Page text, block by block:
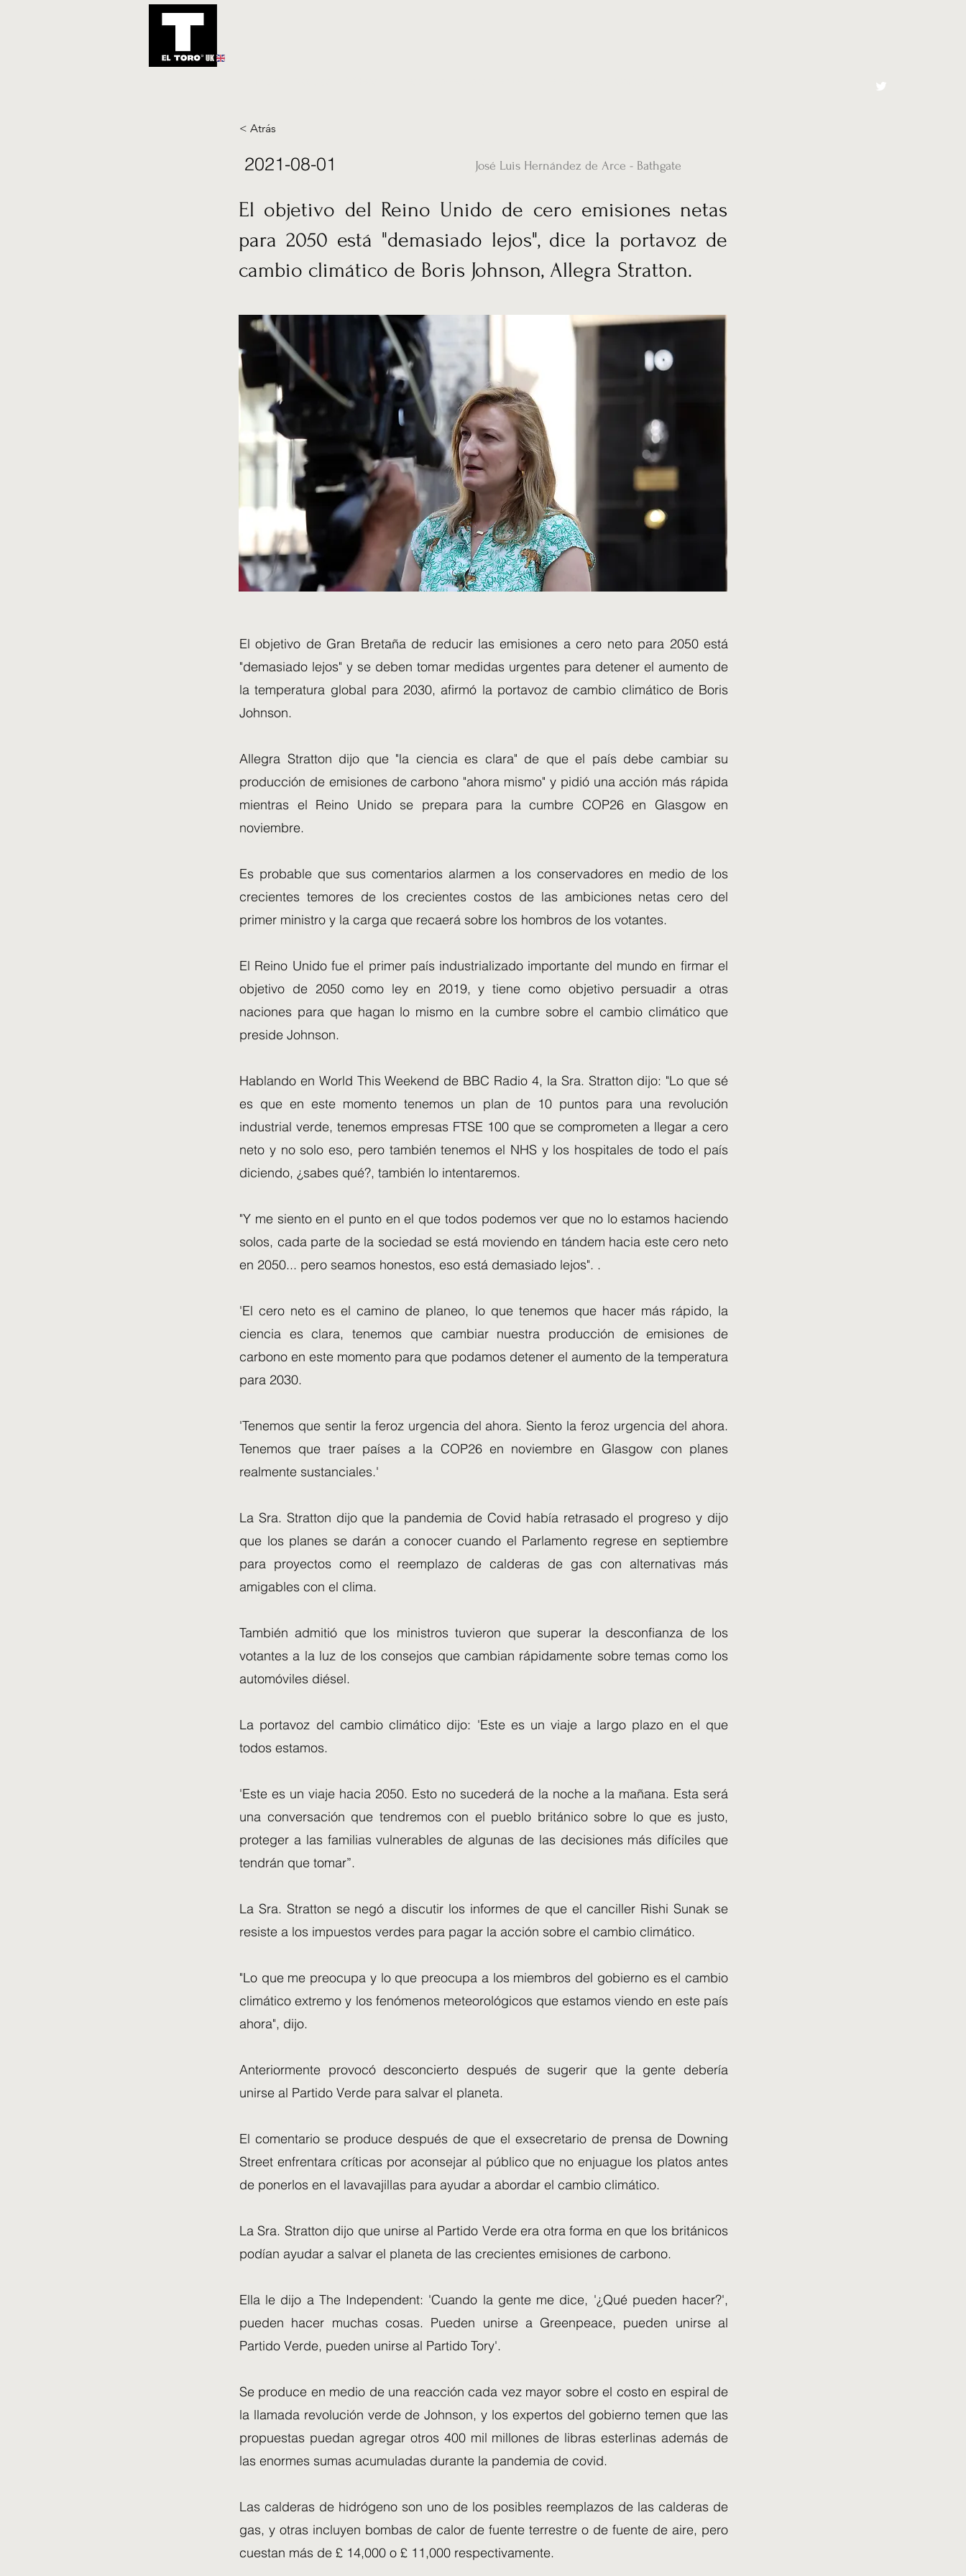
UK
< Atrás
2021-08-01 José Luis Hernández de Arce - Bathgate
El objetivo del Reino Unido de cero emisiones netas
para 2050 está "demasiado lejos", dice la portavoz de
cambio climático de Boris Johnson, Allegra Stratton.
El objetivo de Gran Bretaña de reducir las emisiones a cero neto para 2050 está
"demasiado lejos" y se deben tomar medidas urgentes para detener el aumento de
la temperatura global para 2030, afirmó la portavoz de cambio climático de Boris
Johnson.
Allegra Stratton dijo que "la ciencia es clara" de que el país debe cambiar su
producción de emisiones de carbono "ahora mismo" y pidió una acción más rápida
mientras el Reino Unido se prepara para la cumbre COP26 en Glasgow en
noviembre.
Es probable que sus comentarios alarmen a los conservadores en medio de los
crecientes temores de los crecientes costos de las ambiciones netas cero del
primer ministro y la carga que recaerá sobre los hombros de los votantes.
El Reino Unido fue el primer país industrializado importante del mundo en firmar el
objetivo de 2050 como ley en 2019, y tiene como objetivo persuadir a otras
naciones para que hagan lo mismo en la cumbre sobre el cambio climático que
preside Johnson.
Hablando en World This Weekend de BBC Radio 4, la Sra. Stratton dijo: "Lo que sé
es que en este momento tenemos un plan de 10 puntos para una revolución
industrial verde, tenemos empresas FTSE 100 que se comprometen a llegar a cero
neto y no solo eso, pero también tenemos el NHS y los hospitales de todo el país
diciendo, ¿sabes qué?, también lo intentaremos.
"Y me siento en el punto en el que todos podemos ver que no lo estamos haciendo
solos, cada parte de la sociedad se está moviendo en tándem hacia este cero neto
en 2050... pero seamos honestos, eso está demasiado lejos". .
'El cero neto es el camino de planeo, lo que tenemos que hacer más rápido, la
ciencia es clara, tenemos que cambiar nuestra producción de emisiones de
carbono en este momento para que podamos detener el aumento de la temperatura
para 2030.
'Tenemos que sentir la feroz urgencia del ahora. Siento la feroz urgencia del ahora.
Tenemos que traer países a la COP26 en noviembre en Glasgow con planes
realmente sustanciales.'
La Sra. Stratton dijo que la pandemia de Covid había retrasado el progreso y dijo
que los planes se darán a conocer cuando el Parlamento regrese en septiembre
para proyectos como el reemplazo de calderas de gas con alternativas más
amigables con el clima.
También admitió que los ministros tuvieron que superar la desconfianza de los
votantes a la luz de los consejos que cambian rápidamente sobre temas como los
automóviles diésel.
La portavoz del cambio climático dijo: 'Este es un viaje a largo plazo en el que
todos estamos.
'Este es un viaje hacia 2050. Esto no sucederá de la noche a la mañana. Esta será
una conversación que tendremos con el pueblo británico sobre lo que es justo,
proteger a las familias vulnerables de algunas de las decisiones más difíciles que
tendrán que tomar”.
La Sra. Stratton se negó a discutir los informes de que el canciller Rishi Sunak se
resiste a los impuestos verdes para pagar la acción sobre el cambio climático.
"Lo que me preocupa y lo que preocupa a los miembros del gobierno es el cambio
climático extremo y los fenómenos meteorológicos que estamos viendo en este país
ahora", dijo.
Anteriormente provocó desconcierto después de sugerir que la gente debería
unirse al Partido Verde para salvar el planeta.
El comentario se produce después de que el exsecretario de prensa de Downing
Street enfrentara críticas por aconsejar al público que no enjuague los platos antes
de ponerlos en el lavavajillas para ayudar a abordar el cambio climático.
La Sra. Stratton dijo que unirse al Partido Verde era otra forma en que los británicos
podían ayudar a salvar el planeta de las crecientes emisiones de carbono.
Ella le dijo a The Independent: 'Cuando la gente me dice, '¿Qué pueden hacer?',
pueden hacer muchas cosas. Pueden unirse a Greenpeace, pueden unirse al
Partido Verde, pueden unirse al Partido Tory'.
Se produce en medio de una reacción cada vez mayor sobre el costo en espiral de
la llamada revolución verde de Johnson, y los expertos del gobierno temen que las
propuestas puedan agregar otros 400 mil millones de libras esterlinas además de
las enormes sumas acumuladas durante la pandemia de covid.
Las calderas de hidrógeno son uno de los posibles reemplazos de las calderas de
gas, y otras incluyen bombas de calor de fuente terrestre o de fuente de aire, pero
cuestan más de £ 14,000 o £ 11,000 respectivamente.